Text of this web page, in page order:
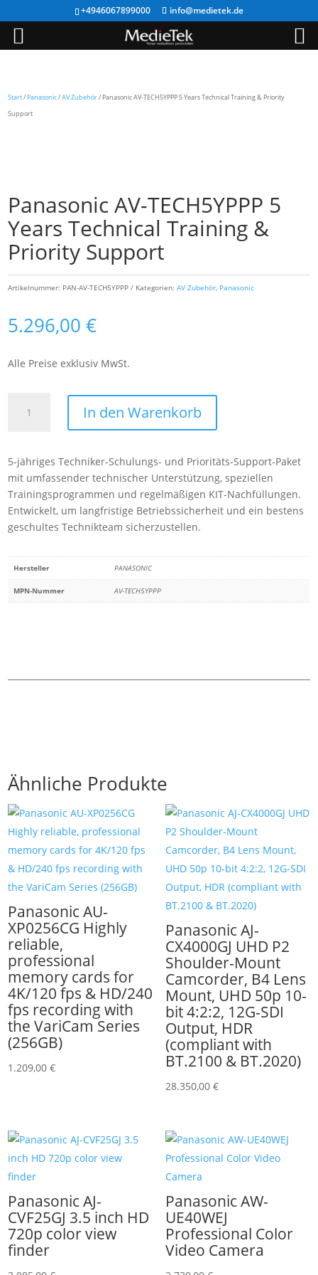
+4946067899000 info@medietek.de
Start/ Panasonic/AV Zubehör/ Panasonic AV-TECH5YPPP 5 Years Technical Training & Priority
Support
Panasonic AV-TECH5YPPP 5
Years Technical Training &
Priority Support
Artikelnummer: PAN-AV-TECH5YPPP Kategorien:AV Zubehör, Panasonic
5.296,00€
Alle Preise exklusiv MwSt.
Years
Technical
Training
&
Priority
Menge
In den Warenkorb
5-jähriges Techniker-Schulungs- und Prioritäts-Support-Paket
mit umfassender technischer Unterstützung, speziellen
Trainingsprogrammen und regelmäßigen KIT-Nachfüllungen.
Entwickelt, um langfristige Betriebssicherheit und ein bestens
geschultes Technikteam sicherzustellen.
Hersteller PANASONIC
MPN-Nummer AV-TECH5YPPP
Ähnliche Produkte
Panasonic AU-
XP0256CG Highly
reliable,
professional
memory cards for
4K/120 fps & HD/240
fps recording with
the VariCam Series
(256GB)
1.209,00€
Panasonic AJ-
CX4000GJ UHD P2
Shoulder-Mount
Camcorder, B4 Lens
Mount, UHD 50p 10-
bit 4:2:2, 12G-SDI
Output, HDR
(compliant with
BT.2100 & BT.2020)
28.350,00 €
Panasonic AJ-
CVF25GJ 3.5 inch HD
720p color view
finder
Panasonic AW-
UE40WEJ
Professional Color
Video Camera